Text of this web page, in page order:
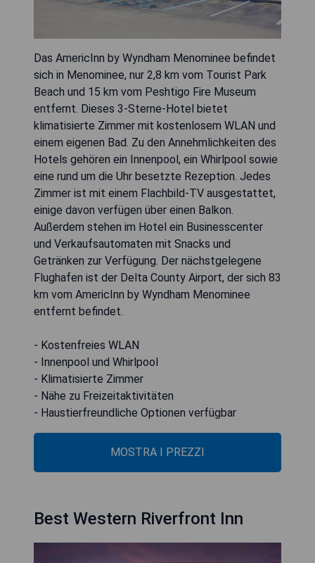
Das AmericInn by Wyndham Menominee befindet
sich in Menominee, nur 2,8 km vom Tourist Park
Beach und 15 km vom Peshtigo Fire Museum
entfernt. Dieses 3-Sterne-Hotel bietet
klimatisierte Zimmer mit kostenlosem WLAN und
einem eigenen Bad. Zu den Annehmlichkeiten des
Hotels gehören ein Innenpool, ein Whirlpool sowie
eine rund um die Uhr besetzte Rezeption. Jedes
Zimmer ist mit einem Flachbild-TV ausgestattet,
einige davon verfügen über einen Balkon.
Außerdem stehen im Hotel ein Businesscenter
und Verkaufsautomaten mit Snacks und
Getränken zur Verfügung. Der nächstgelegene
Flughafen ist der Delta County Airport, der sich 83
km vom AmericInn by Wyndham Menominee
entfernt befindet.
- Kostenfreies WLAN
- Innenpool und Whirlpool
- Klimatisierte Zimmer
- Nähe zu Freizeitaktivitäten
- Haustierfreundliche Optionen verfügbar
MOSTRA I PREZZI
Best Western Riverfront Inn